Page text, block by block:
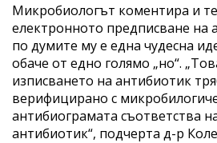
Микробиологът коментира и
електронното предписване на
по думите му е една чудесна
обаче от едно голямо „но“.
изписването на антибиотик
верифицирано с
антибиограмата съответства
антибиотик“, подчерта д-р